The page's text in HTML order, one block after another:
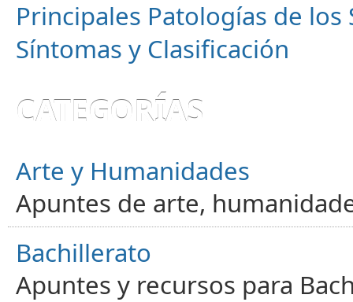
Principales Patologías de
Síntomas y Clasificación
CATEGORÍAS
Arte y Humanidades
Apuntes de arte,
Bachillerato
Apuntes y recursos para